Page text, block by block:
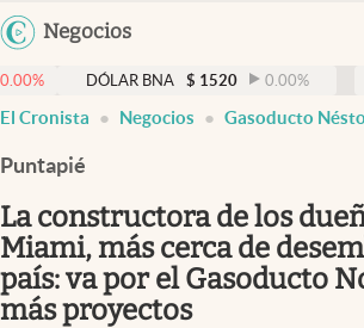
Negocios
Members
Economía y Política
Finanzas y Mercados
Mercados Online
Negocios
Columnistas
Otras secciones
DÓLAR BNA $ 1520 0.00%
El Cronista Negocios Gasoducto
Puntapié
La constructora de los
Miami, más cerca de
país: va por el Gasoducto
más proyectos